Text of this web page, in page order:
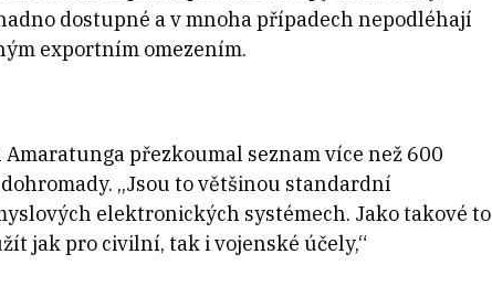
dostupné a v mnoha případech nepodléhají
exportním omezením.
přezkoumal seznam více než 600
„Jsou to většinou standardní
elektronických systémech. Jako takové to
jak pro civilní, tak i vojenské účely,“